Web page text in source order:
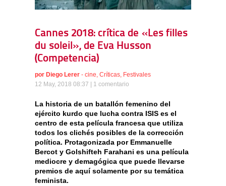
Cannes 2018: crítica de «Les filles
du soleil», de Eva Husson
(Competencia)
por Diego Lerer - cine, Críticas, Festivales
12 May, 2018 08:37 | 1 comentario
La historia de un batallón femenino del
ejército kurdo que lucha contra ISIS es el
centro de esta película francesa que utiliza
todos los clichés posibles de la corrección
política. Protagonizada por Emmanuelle
Bercot y Golshifteh Farahani es una película
mediocre y demagógica que puede llevarse
premios de aquí solamente por su temática
feminista.